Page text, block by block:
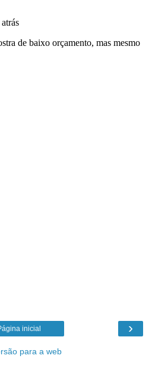
›
inicial
para a web